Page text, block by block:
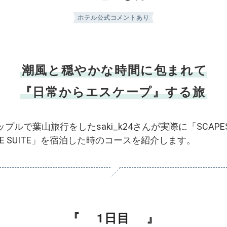
ホテル公式コメントあり
潮風と穏やかな時間に包まれて
『日常からエスケープ』する旅
プルで葉山旅行をしたsaki_k24さんが実際に「
SUITE」を宿泊した時のコースを紹介します。
1日目